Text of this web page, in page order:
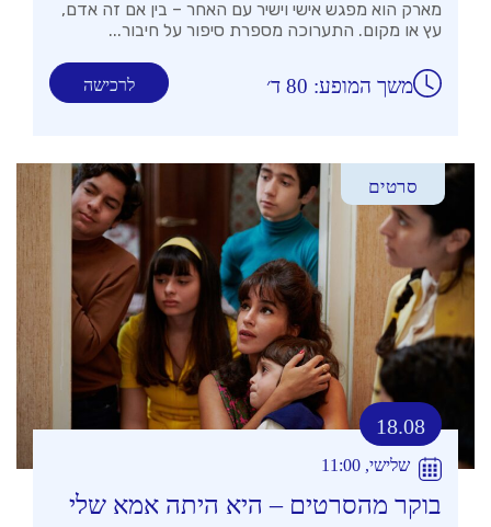
מארק הוא מפגש אישי וישיר עם האחר – בין אם זה אדם,
עץ או מקום. התערוכה מספרת סיפור על חיבור...
לרכישה משך המופע: 80 ד׳
סרטים
18.08
שלישי, 11:00
בוקר מהסרטים – היא היתה אמא שלי